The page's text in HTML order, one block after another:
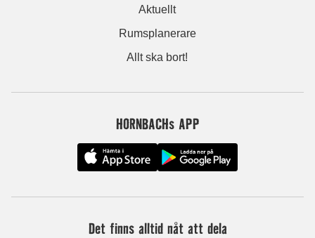
Aktuellt
Rumsplanerare
Allt ska bort!
HORNBACHs APP
Det finns alltid nåt att dela